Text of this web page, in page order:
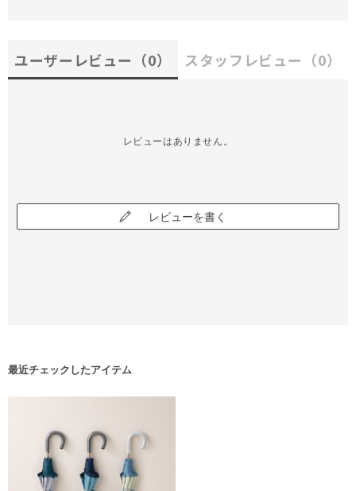
ユーザーレビュー （0） スタッフレビュー （0）
レビューはありません。
レビューを書く
最近チェックしたアイテム